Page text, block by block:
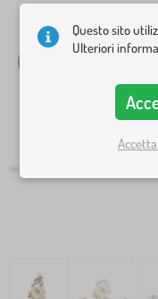
Questo sito
Ulteriori